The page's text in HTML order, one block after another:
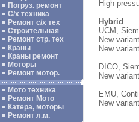
Погруз. ремонт
С/х техника
Ремонт с/х тех
Строительная
Ремонт стр. тех
Краны
Краны ремонт
Моторы
Ремонт мотор.
Мото техника
Ремонт Мото
Катера, моторы
Ремонт л.м.
High
Hybrid
UCM,
New
New
DICO,
New
EMU, Conti
New